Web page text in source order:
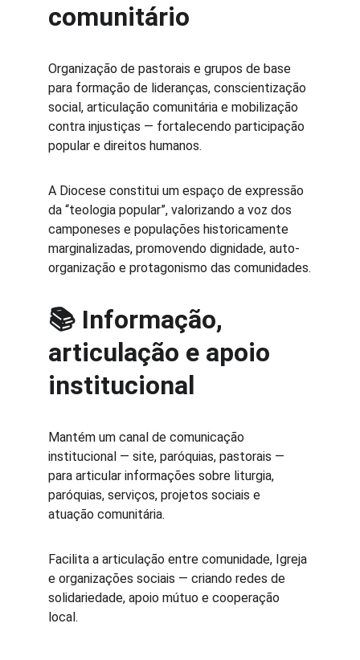
comunitário
Organização de pastorais e grupos de base
para formação de lideranças, conscientização
social, articulação comunitária e mobilização
contra injustiças — fortalecendo participação
popular e direitos humanos.
A Diocese constitui um espaço de expressão
da “teologia popular”, valorizando a voz dos
camponeses e populações historicamente
marginalizadas, promovendo dignidade, auto-
organização e protagonismo das comunidades.
📚 Informação,
articulação e apoio
institucional
Mantém um canal de comunicação
institucional — site, paróquias, pastorais —
para articular informações sobre liturgia,
paróquias, serviços, projetos sociais e
atuação comunitária.
Facilita a articulação entre comunidade, Igreja
e organizações sociais — criando redes de
solidariedade, apoio mútuo e cooperação
local.